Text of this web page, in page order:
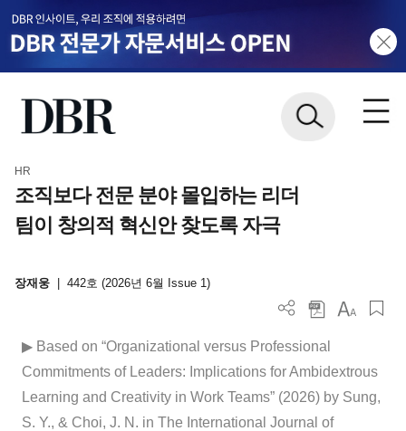
HR
조직보다 전문 분야 몰입하는 리더
팀이 창의적 혁신안 찾도록 자극
장재웅 442호 (2026년 6월 Issue 1)
▶ Based on “Organizational versus Professional
Commitments of Leaders: Implications for Ambidextrous
Learning and Creativity in Work Teams” (2026) by Sung,
S. Y., & Choi, J. N. in The International Journal of